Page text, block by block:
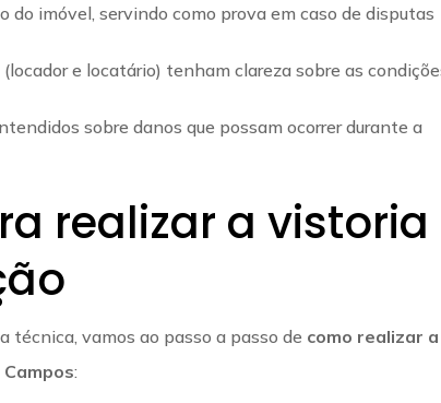
do imóvel, servindo como prova em caso de disputas
e locatário) tenham clareza sobre as
sobre danos que possam ocorrer durante a
realizar a vistoria
técnica, vamos ao passo a passo de como realizar a
: